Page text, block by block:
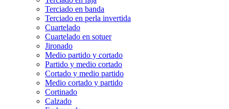
Terciado en banda
Terciado en perla invertida
Cuartelado
Cuartelado en sotuer
Jironado
Medio partido y cortado
Partido y medio cortado
Cortado y medio partido
Medio cortado y partido
Cortinado
Calzado